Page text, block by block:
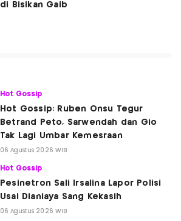
di Bisikan Gaib
Hot Gossip
Hot Gossip: Ruben Onsu Tegur
Betrand Peto, Sarwendah dan Gio
Tak Lagi Umbar Kemesraan
06 Agustus 2026 WIB
Hot Gossip
Pesinetron Sali Irsalina Lapor Polisi
Usai Dianiaya Sang Kekasih
06 Agustus 2026 WIB